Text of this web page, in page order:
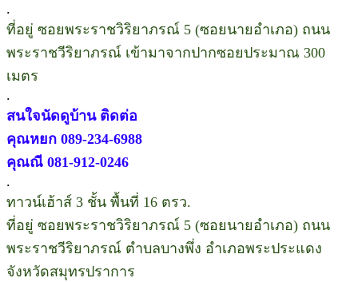
.
ที่อยู่ ซอยพระราชวิริยาภรณ์ 5 (ซอยนายอำเภอ) ถนน
พระราชวีริยาภรณ์ เข้ามาจากปากซอยประมาณ 300
เมตร
.
สนใจนัดดูบ้าน ติดต่อ
คุณหยก 089-234-6988
คุณณี 081-912-0246
.
ทาวน์เฮ้าส์ 3 ชั้น พื้นที่ 16 ตรว.
ที่อยู่ ซอยพระราชวิริยาภรณ์ 5 (ซอยนายอำเภอ) ถนน
พระราชวีริยาภรณ์ ตำบลบางพึ่ง อำเภอพระประแดง
จังหวัดสมุทรปราการ